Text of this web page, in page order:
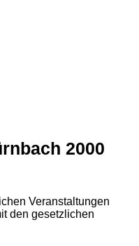
5 2000
Veranstaltungen
den gesetzlichen